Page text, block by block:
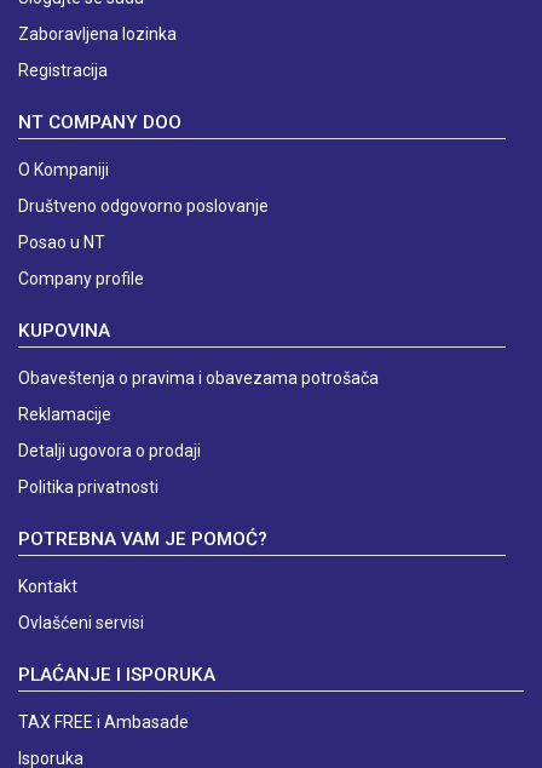
Zaboravljena lozinka
Registracija
NT COMPANY DOO
O Kompaniji
Društveno odgovorno poslovanje
Posao u NT
Company profile
KUPOVINA
Obaveštenja o pravima i obavezama potrošača
Reklamacije
Detalji ugovora o prodaji
Politika privatnosti
POTREBNA VAM JE POMOĆ?
Kontakt
Ovlašćeni servisi
PLAĆANJE I ISPORUKA
TAX FREE i Ambasade
Isporuka